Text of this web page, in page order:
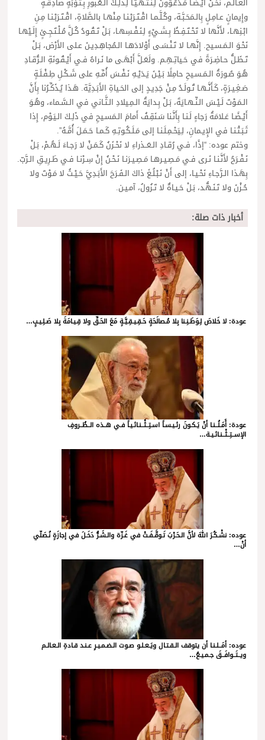
العـالَـم، نَحْـنُ أَيْـضًـا مَـدْعُـوُّونَ لِـنَـتَـهَـيَّـأَ لِـذَلِـكَ الـعُـبورِ بِـتَـوْبَةٍ صادِقَـةٍ
وإِيمانٍ عـامِـلٍ بِالـمَحَـبَّـة، وكُـلَّـمـا اقْـتَـرَبْـنـا مِـنْهـا بالصَّلاةِ، اقْـتَـرَبْـنـا مِـنِ
ابْـنِهـا، لأَنَّها لا تَحْـتَـفِـظُ بِـشَـيْءٍ لِـنَـفْـسِهـا، بَـلْ تَـقُـودُ كُـلَّ مُـلْـتَـجِـئٍ إِلَـيْهـا
نَحْـوَ الـمَـسـيح. إِنَّهـا لا تَـنْـسَـى أَوْلادَهـا الـمُجاهِـدِيـنَ عـلى الأَرْض، بَـلْ
تَـظَـلُّ حـاضِـرَةً في حَـياتِـهِـم. ولَعَـلَّ أَبْهَـى ما نَـراهُ فـي أَيْـقُـونَةِ الـرُّقـادِ
هُـوَ صُـورَةُ الـمَـسـيحِ حامِلًا بَـيْـنَ يَـدَيْـهِ نَـفْـسَ أُمِّـهِ على شَـكْـلِ طِـفْـلَـةٍ
صَـغِـيـرَةٍ، كَـأَنَّـهـا تُـولَـدُ مِـنْ جَدِيـدٍ إلى الحَـياةِ الأَبَـدِيَّة. هَـذا يُـذَكِّـرُنا بِأَنَّ
الـمَـوْتَ لَـيْـسَ الـنِّـهـايَةَ، بَـلْ بِـدايَةُ الـمِـيلادِ الـثَّـاني في الـسَّـماء، وهُـوَ
أَيْـضًـا عَـلامَةُ رَجاءٍ لَـنـا بِأَنَّـنا سَـنَقِـفُ أَمامَ الـمَسـيحِ في ذَلِـكَ الـيَـوْم، إِذا
ثَـبَـتْـنـا في الإِيـمانِ، لِـيَحْـمِـلَـنـا إلى مَـلَـكُـوتِـهِ كَـمـا حَـمَـلَ أُمَّـهُ”.
وختم عوده: “إذًا، فـي رُقـادِ الـعَــذراءِ لا نَحْـزَنُ كَـمَـنْ لا رَجـاءَ لَـهُـمْ، بَـلْ
نَـفْـرَحُ لأَنَّـنـا نَـرى فـي مَـصِـيـرهـا مَـصِـيـرَنـا نَـحْـنُ إِنْ سِـرْنـا فـي طَـرِيـقِ الـرَّبّ.
بِهَـذا الـرَّجـاءِ نَحْـيـا، إلى أَنْ نَـبْـلُـغَ ذاكَ الـفَـرَحَ الأَبَـدِيَّ حَـيْـثُ لا مَـوْتَ ولا
حُـزْنَ ولا تَـنَـهُّـد، بَـلْ حَـيـاةٌ لا تَـزُولُ، آمـيـن.
أخبار ذات صلة:
عودة: لا خَلاصَ لِـوَطَـنِـنا بِلا مُـصالَحَةٍ حَـقِـيـقِـيَّـةٍ مَعَ الحَـقِّ ولا قِـيـامَةَ بِلا صَـلِـيـبٍ…
عودة: أَمَـلُــنـا أنْ يَـكـونَ رئـيـسـاً اسـتِــثْــنـائـيـاً فـي هــذه الــظُــروفِ
الإســتِــثْــنـائـيـة…
عوده: نشْـكُـرَ اللهَ لأنَّ الـحَـرْبَ تَـوقَّـفَـتْ في غَـزّة والـشَـرُّ دَخَـلَ في إجازَةٍ نُـصَلّي
أنْ…
عوده: أمَــلـنـا أن يتوقف الـقـتـال ويَـعـلـو صـوت الـضـمـيـرِ عـنـد قـادةِ الـعـالـم
ويــتَــوافَــقَ جـمـيـعُ…